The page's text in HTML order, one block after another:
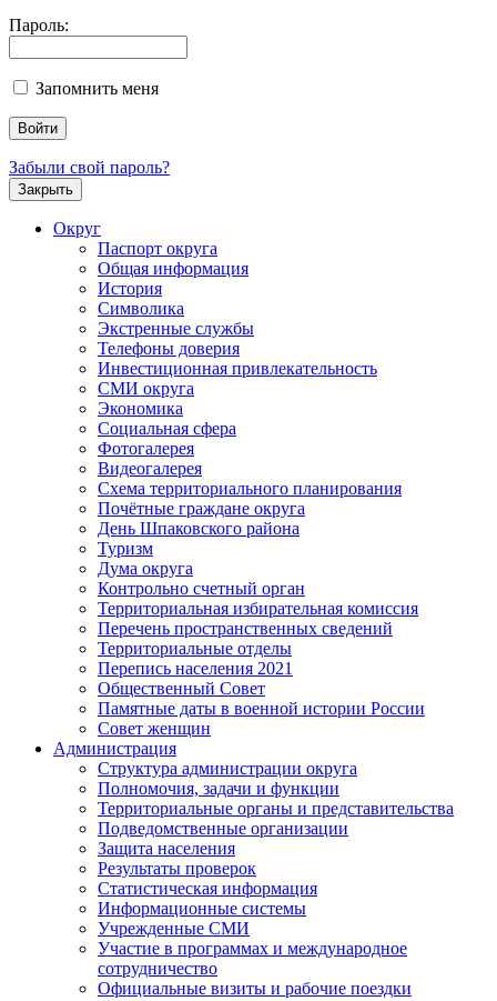
Пароль:
Запомнить меня
Забыли свой пароль?
Закрыть
Округ
Паспорт округа
Общая информация
История
Символика
Экстренные службы
Телефоны доверия
Инвестиционная привлекательность
СМИ округа
Экономика
Социальная сфера
Фотогалерея
Видеогалерея
Схема территориального планирования
Почётные граждане округа
День Шпаковского района
Туризм
Дума округа
Контрольно счетный орган
Территориальная избирательная комиссия
Перечень пространственных сведений
Территориальные отделы
Перепись населения 2021
Общественный Совет
Памятные даты в военной истории России
Совет женщин
Администрация
Структура администрации округа
Полномочия, задачи и функции
Территориальные органы и представительства
Подведомственные организации
Защита населения
Результаты проверок
Статистическая информация
Информационные системы
Учрежденные СМИ
Участие в программах и международное
сотрудничество
Официальные визиты и рабочие поездки